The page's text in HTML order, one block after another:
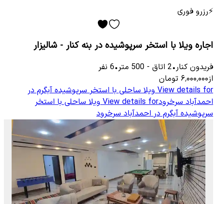
⚡رزرو فوری
اجاره ویلا با استخر سرپوشیده در بنه کنار - شالیزار
فریدون کنار•
2 اتاق -
500 متر•
6 نفر
از۶٬۰۰۰٬۰۰۰ تومان
View details for ویلا ساحلی با استخر سرپوشیده آبگرم در
احمدآباد سرخرودView details for ویلا ساحلی با استخر
سرپوشیده آبگرم در احمدآباد سرخرود